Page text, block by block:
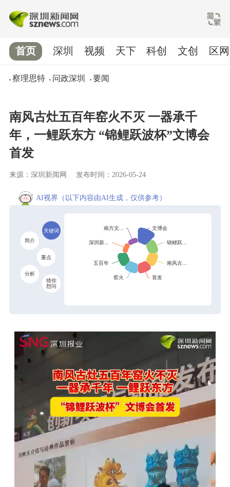
首页
察理思特 问政深圳 要闻
深圳 视频 天下 科创 文创 区网
南风古灶五百年窑火不灭 一器承千
年，一鲤跃东方 “锦鲤跃波杯”文博会
首发
来源：深圳新闻网 发布时间：2026-05-24
AI视界 （以下内容由AI生成，仅供参考）
关键词
简介
重点
分析
猜你
想问